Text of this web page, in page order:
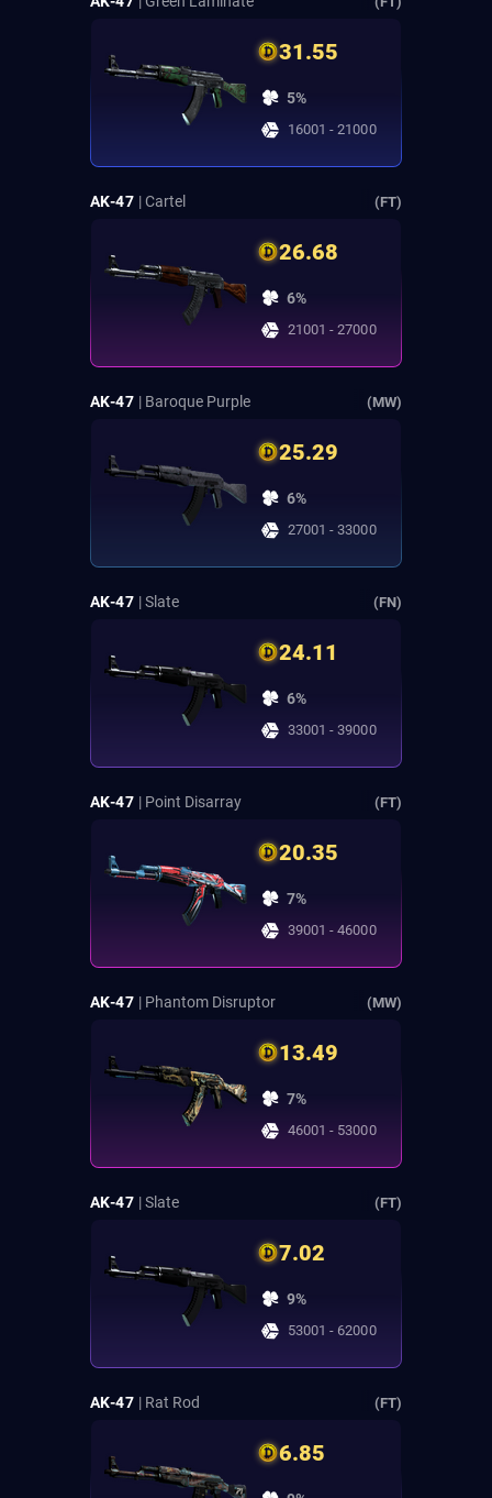
31.55
5%
16001 - 21000
AK-47 | Cartel (FT)
26.68
6%
21001 - 27000
AK-47 | Baroque Purple (MW)
25.29
6%
27001 - 33000
AK-47 | Slate (FN)
24.11
6%
33001 - 39000
AK-47 | Point Disarray (FT)
20.35
7%
39001 - 46000
AK-47 | Phantom Disruptor (MW)
13.49
7%
46001 - 53000
AK-47 | Slate (FT)
7.02
9%
53001 - 62000
AK-47 | Rat Rod (FT)
6.85